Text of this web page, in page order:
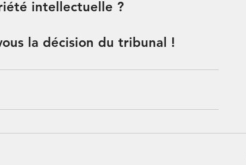
intellectuelle ?
la décision du tribunal !